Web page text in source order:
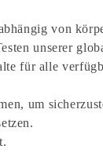
von
unserer
für alle
um